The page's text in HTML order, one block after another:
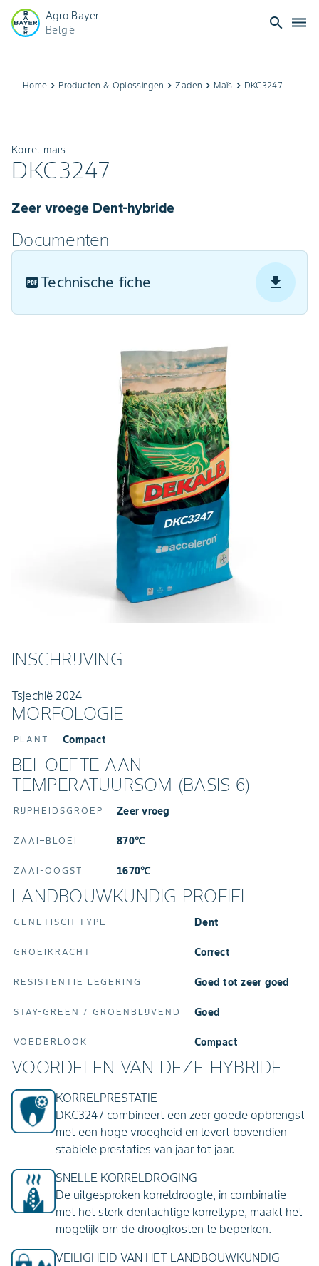
Agro Bayer
België
search dehaze
Home keyboard_arrow_right Producten & Oplossingen​ keyboard_arrow_rightZaden keyboard_arrow_right Maïs keyboard_arrow_right DKC3247
Korrel maïs
DKC3247
Zeer vroege Dent‑hybride
Documenten
Technische fiche
INSCHRIJVING
Tsjechië 2024
MORFOLOGIE
PLANT Compact
BEHOEFTE AAN
TEMPERATUURSOM (BASIS 6)
RIJPHEIDSGROEP Zeer vroeg
ZAAI–BLOEI 870℃
ZAAI-OOGST 1670℃
LANDBOUWKUNDIG PROFIEL
GENETISCH TYPE Dent
GROEIKRACHT Correct
RESISTENTIE LEGERING Goed tot zeer goed
STAY‑GREEN / GROENBLIJVEND Goed
VOEDERLOOK Compact
VOORDELEN VAN DEZE HYBRIDE
KORRELPRESTATIE
DKC3247 combineert een zeer goede opbrengst
met een hoge vroegheid en levert bovendien
stabiele prestaties van jaar tot jaar.
SNELLE KORRELDROGING
De uitgesproken korreldroogte, in combinatie
met het sterk dentachtige korreltype, maakt het
mogelijk om de droogkosten te beperken.
VEILIGHEID VAN HET LANDBOUWKUNDIG